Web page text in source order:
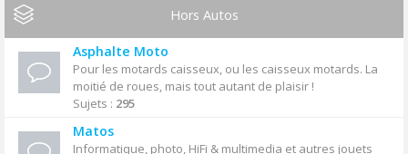
Hors Autos
Asphalte Moto
Pour les motards caisseux, ou les caisseux motards. La
moitié de roues, mais tout autant de plaisir !
Sujets : 295
Matos
Informatique, photo, HiFi & multimedia et autres jouets